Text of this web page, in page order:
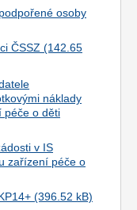
osoby
ČSSZ
náklady
péče o děti
v IS
zařízení péče o